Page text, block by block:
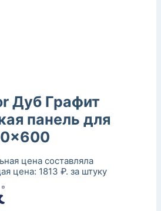
Дуб Графит
панель для
цена составляла
цена: 1813 ₽. за штуку